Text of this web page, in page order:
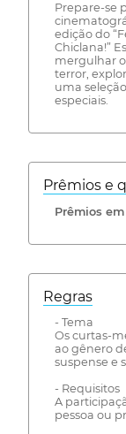
Prepare-se
edição do
Chiclana!”
mergulhar
terror,
uma
especiais.
Prêmios e
Prêmios
Regras
- Tema
Os curtas-
ao gênero
suspense e
- Requisitos
A
pessoa ou